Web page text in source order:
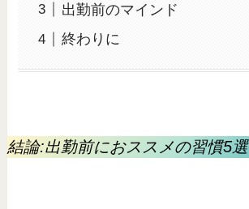
出勤前のマインド
終わりに
結論:出勤前におススメの習慣5選